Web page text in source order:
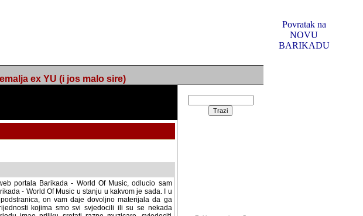
Povratak na
NOVU
BARIKADU
ex YU (i jos malo sire)
portala Barikada - World Of Music, odlucio sam
- World Of Music u stanju u kakvom je sada. I u
on vam daje dovoljno materijala da ga
kojima smo svi svjedocili ili su se nekada desile.